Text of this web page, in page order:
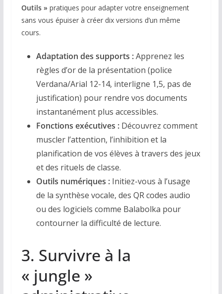
Outils » pratiques pour adapter votre enseignement
sans vous épuiser à créer dix versions d’un même
cours.
Adaptation des supports :Apprenez les
règles d’or de la présentation (police
Verdana/Arial 12-14, interligne 1,5, pas de
justification) pour rendre vos documents
instantanément plus accessibles.
Fonctions exécutives :Découvrez comment
muscler l’attention, l’inhibition et la
planification de vos élèves à travers des jeux
et des rituels de classe.
Outils numériques :Initiez-vous à l’usage
de la synthèse vocale, des QR codes audio
ou des logiciels comme Balabolka pour
contourner la difficulté de lecture.
3. Survivre à la
« jungle »